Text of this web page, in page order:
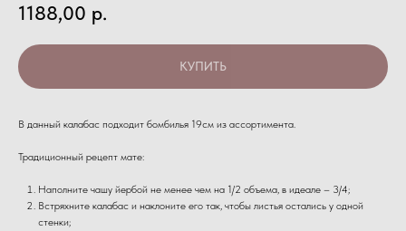
1188,00 р.
КУПИТЬ
В данный калабас подходит бомбилья 19см из ассортимента.
Традиционный рецепт мате:
Наполните чашу йербой не менее чем на 1/2 объема, в идеале – 3/4;
Встряхните калабас и наклоните его так, чтобы листья остались у одной
стенки;